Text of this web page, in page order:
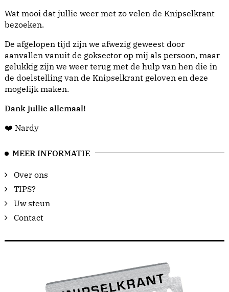
Wat mooi dat jullie weer met zo velen de Knipselkrant
bezoeken.
De afgelopen tijd zijn we afwezig geweest door
aanvallen vanuit de goksector op mij als persoon, maar
gelukkig zijn we weer terug met de hulp van hen die in
de doelstelling van de Knipselkrant geloven en deze
mogelijk maken.
Dank jullie allemaal!
❤️ Nardy
MEER INFORMATIE
Over ons
TIPS?
Uw steun
Contact